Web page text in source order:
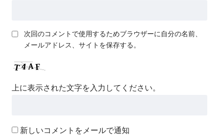
次回のコメントで使用するためブラウザーに自分の名前、
メールアドレス、サイトを保存する。
上に表示された文字を入力してください。
新しいコメントをメールで通知